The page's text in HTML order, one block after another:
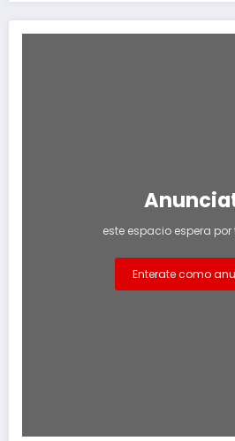
este espacio espera
Enterate como